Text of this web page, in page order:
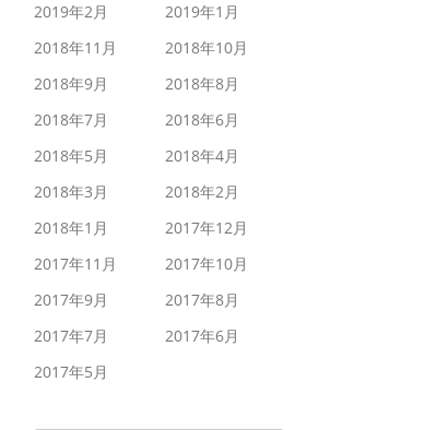
2019年2月
2019年1月
2018年11月
2018年10月
2018年9月
2018年8月
2018年7月
2018年6月
2018年5月
2018年4月
2018年3月
2018年2月
2018年1月
2017年12月
2017年11月
2017年10月
2017年9月
2017年8月
2017年7月
2017年6月
2017年5月